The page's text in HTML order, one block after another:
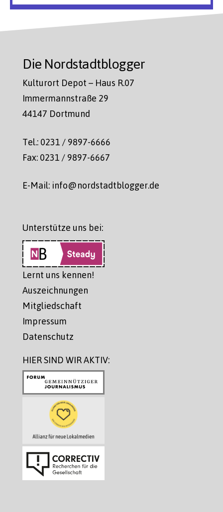
Die Nordstadtblogger
Kulturort Depot – Haus R.07
Immermannstraße 29
44147 Dortmund
Tel.: 0231 / 9897-6666
Fax: 0231 / 9897-6667
E-Mail: info@nordstadtblogger.de
Unterstütze uns bei:
Lernt uns kennen!
Auszeichnungen
Mitgliedschaft
Impressum
Datenschutz
HIER SIND WIR AKTIV: